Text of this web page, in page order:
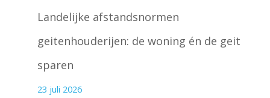
Landelijke afstandsnormen
geitenhouderijen: de woning én de geit
sparen
23 juli 2026